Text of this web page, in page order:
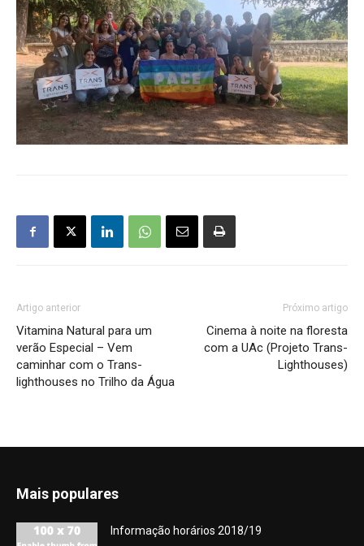
Artigo anterior
Vitamina Natural para um
verão Especial – Vem
caminhar com o Trans-
lighthouses no Trilho da Água
Próximo artigo
Cinema à noite na floresta
com a UAc (Projeto Trans-
Lighthouses)
Mais populares
Informação horários 2018/19